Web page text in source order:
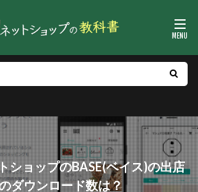
ショップのBASE(ベイス)の出店
ダウンロード数は？